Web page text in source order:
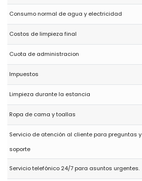
Consumo normal de agua y electricidad
Costos de limpieza final
Cuota de administracion
Impuestos
Limpieza durante la estancia
Ropa de cama y toallas
Servicio de atención al cliente para preguntas y
soporte
Servicio telefónico 24/7 para asuntos urgentes.